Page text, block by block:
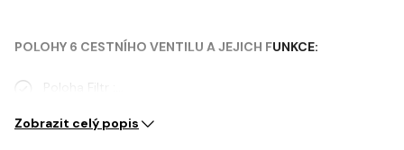
POLOHY 6 CESTNÍHO VENTILU A JEJICH FUNKCE:
Poloha Filtr :…
Zobrazit celý popis